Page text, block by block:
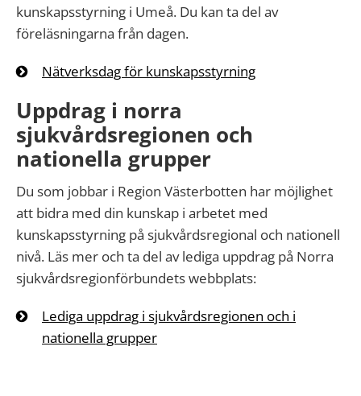
kunskapsstyrning i Umeå. Du kan ta del av
föreläsningarna från dagen.
Nätverksdag för kunskapsstyrning
Uppdrag i norra
sjukvårdsregionen och
nationella grupper
Du som jobbar i Region Västerbotten har möjlighet
att bidra med din kunskap i arbetet med
kunskapsstyrning på sjukvårdsregional och nationell
nivå. Läs mer och ta del av lediga uppdrag på Norra
sjukvårdsregionförbundets webbplats:
Lediga uppdrag i sjukvårdsregionen och i
nationella grupper